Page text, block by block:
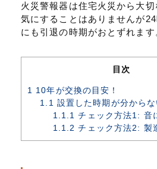
火災警報器は住宅火災から大
気にすることはありませんが
にも引退の時期がおとずれます
目次
1 10年が交換の目安！
1.1 設置した時期が分からな
1.1.1 チェック方法1: 音
1.1.2 チェック方法2: 製